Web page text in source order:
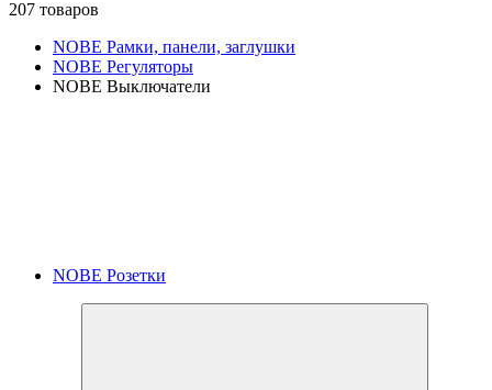
207 товаров
NOBE Рамки, панели, заглушки
NOBE Регуляторы
NOBE Выключатели
NOBE Розетки